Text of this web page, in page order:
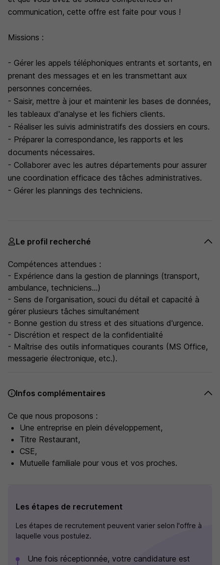
communication, cette offre est faite pour vous !
Missions :
- Gérer les appels téléphoniques entrants et sortants, en
prenant des messages et en les transmettant aux
personnes concernées.
- Saisir, mettre à jour et maintenir les bases de données,
les tableaux d'analyse et les fichiers clients.
- Réaliser les suivis administratifs des dossiers en cours.
- Préparer la correspondance, les rapports et les
documents nécessaires.
- Collaborer avec les autres départements pour assurer
une coordination efficace des tâches administratives.
- Gérer les plannings des techniciens.
Le profil recherché
Compétences attendues :
- Expérience dans la gestion de plannings (transport,
ambulance, techniciens...)
- Sens de l'organisation, souci du détail et capacité à
gérer plusieurs tâches simultanément
- Bonne gestion du stress et des situations d'urgence.
- Discrétion et respect de la confidentialité
- Maîtrise des outils informatiques courants (MS Office,
messagerie électronique, etc.).
Infos complémentaires
Ce que nous proposons :
Une entreprise en plein développement,
Titre Restaurant,
CSE,
Mutuelle familiale pour vous et vos proches.
Les étapes de recrutement
Les étapes de recrutement peuvent varier selon l'offre à
laquelle vous postulez.
Une fois réceptionnée, votre candidature est